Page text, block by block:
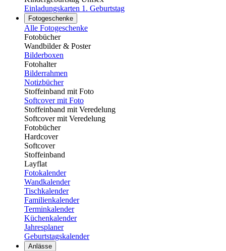
Einladungskarten 1. Geburtstag
Fotogeschenke
Alle Fotogeschenke
Fotobücher
Wandbilder & Poster
Bilderboxen
Fotohalter
Bilderrahmen
Notizbücher
Stoffeinband mit Foto
Softcover mit Foto
Stoffeinband mit Veredelung
Softcover mit Veredelung
Fotobücher
Hardcover
Softcover
Stoffeinband
Layflat
Fotokalender
Wandkalender
Tischkalender
Familienkalender
Terminkalender
Küchenkalender
Jahresplaner
Geburtstagskalender
Anlässe